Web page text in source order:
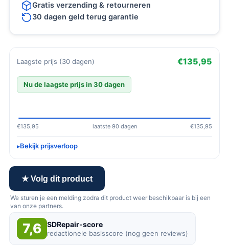
Gratis verzending & retourneren
30 dagen geld terug garantie
Laagste prijs (30 dagen) €135,95
Nu de laagste prijs in 30 dagen
€135,95 laatste 90 dagen €135,95
Bekijk prijsverloop
★ Volg dit product
We sturen je een melding zodra dit product weer beschikbaar is bij een
van onze partners.
7,6 SDRepair-score
redactionele basisscore (nog geen reviews)